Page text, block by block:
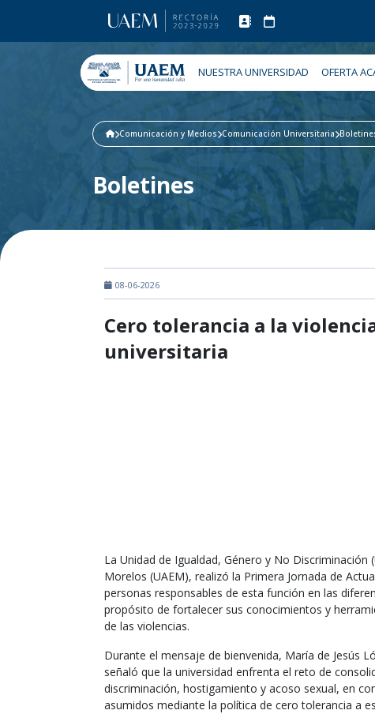
NUESTRA UNIVERSIDAD OFERTA
Comunicación y Medios Comunicación Universitaria
Boletines
08-06-2026
Cero tolerancia a la
universitaria
La Unidad de Igualdad, Género y No
Morelos (UAEM), realizó la Primera Jornada de
personas responsables de esta función en las
propósito de fortalecer sus conocimientos y
de las violencias.
Durante el mensaje de bienvenida, María de Jesús
señaló que la universidad enfrenta el reto de
discriminación, hostigamiento y acoso sexual, en
asumidos mediante la política de cero tolerancia a